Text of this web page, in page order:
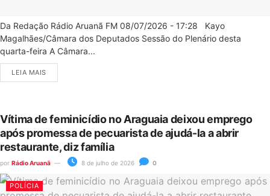
Da Redação Rádio Aruanã FM 08/07/2026 - 17:28 Kayo
Magalhães/Câmara dos Deputados Sessão do Plenário desta
quarta-feira A Câmara...
LEIA MAIS
Vítima de feminicídio no Araguaia deixou emprego
após promessa de pecuarista de ajudá-la a abrir
restaurante, diz família
por Rádio Aruanã 8 de julho de 2026 0
POLÍCIA